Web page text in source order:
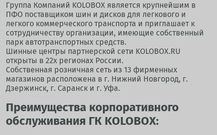
Группа Компаний KOLOBOX является крупнейшим в
ПФО поставщиком шин и дисков для легкового и
легкого коммерческого транспорта и приглашает к
сотрудничеству организации, имеющие собственный
парк автотранспортных средств.
Шинные центры партнерской сети KOLOBOX.RU
открыты в 22х регионах России.
Собственная розничная сеть из 13 фирменных
магазинов расположена в г. Нижний Новгород, г.
Дзержинск, г. Саранск и г. Уфа.
Преимущества корпоративного
обслуживания ГК KOLOBOX: